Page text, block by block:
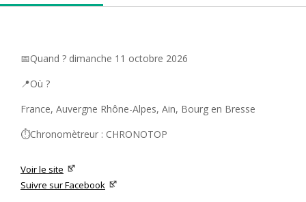
📅Quand ? dimanche 11 octobre 2026
📍Où ?
France, Auvergne Rhône-Alpes, Ain, Bourg en Bresse
⏱️Chronomètreur : CHRONOTOP
Voir le site
Suivre sur Facebook